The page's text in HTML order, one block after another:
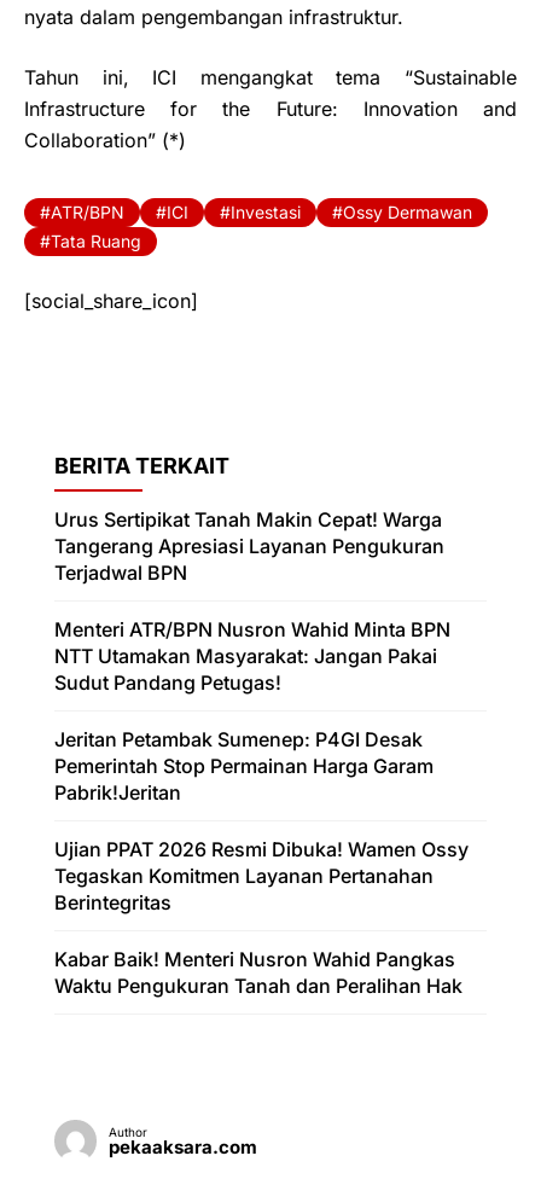
nyata dalam pengembangan infrastruktur.
Tahun ini, ICI mengangkat tema “Sustainable
Infrastructure for the Future: Innovation and
Collaboration” (*)
ATR/BPN ICI Investasi
Ossy Dermawan
Tata Ruang
[social_share_icon]
BERITA TERKAIT
Urus Sertipikat Tanah Makin Cepat! Warga
Tangerang Apresiasi Layanan Pengukuran
Terjadwal BPN
Menteri ATR/BPN Nusron Wahid Minta BPN
NTT Utamakan Masyarakat: Jangan Pakai
Sudut Pandang Petugas!
Jeritan Petambak Sumenep: P4GI Desak
Pemerintah Stop Permainan Harga Garam
Pabrik!Jeritan
Ujian PPAT 2026 Resmi Dibuka! Wamen Ossy
Tegaskan Komitmen Layanan Pertanahan
Berintegritas
Kabar Baik! Menteri Nusron Wahid Pangkas
Waktu Pengukuran Tanah dan Peralihan Hak
Author
pekaaksara.com